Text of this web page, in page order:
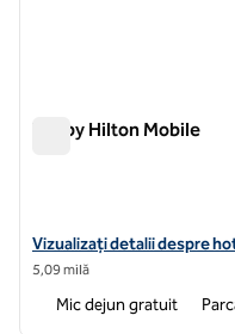
Tru by Hilton Mobile
Vizualizați detaliile
Vizualizați detalii despre
5,09 milă
Mic dejun gratuit